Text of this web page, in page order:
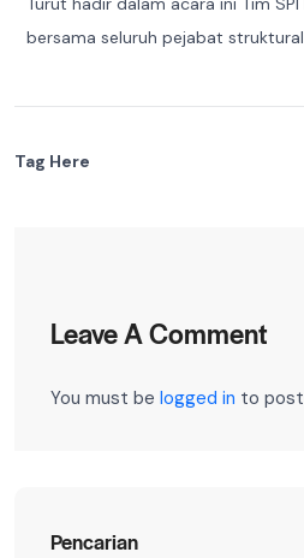
bersama seluruh pejabat struktural
Tag Here
Leave A Comment
You must be logged in to
Pencarian